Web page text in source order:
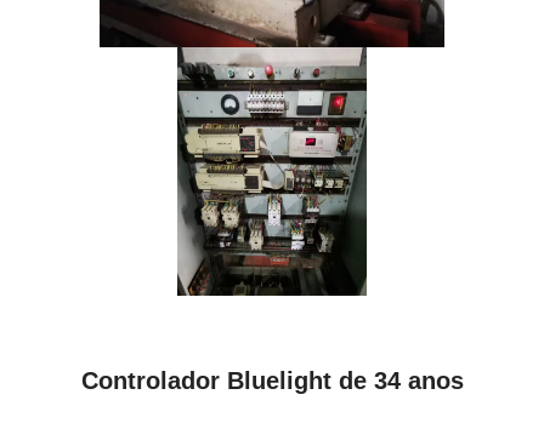
Controlador Bluelight de 34 anos